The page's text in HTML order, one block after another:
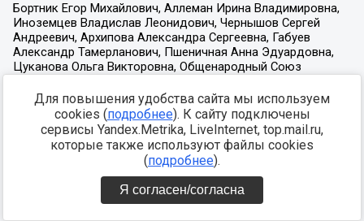
Для повышения удобства сайта мы используем
cookies (подробнее). К сайту подключены
сервисы Yandex.Metrika, LiveInternet, top.mail.ru,
которые также используют файлы cookies
(подробнее).
Я согласен/согласна